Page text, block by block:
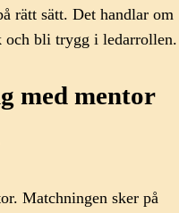
rätt sätt. Det handlar om
och bli trygg i ledarrollen.
med mentor
Matchningen sker på